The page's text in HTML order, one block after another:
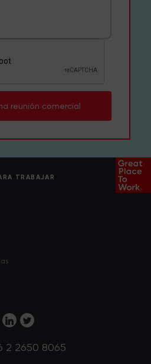
reunión comercial
TRABAJAR
2 2650 8065